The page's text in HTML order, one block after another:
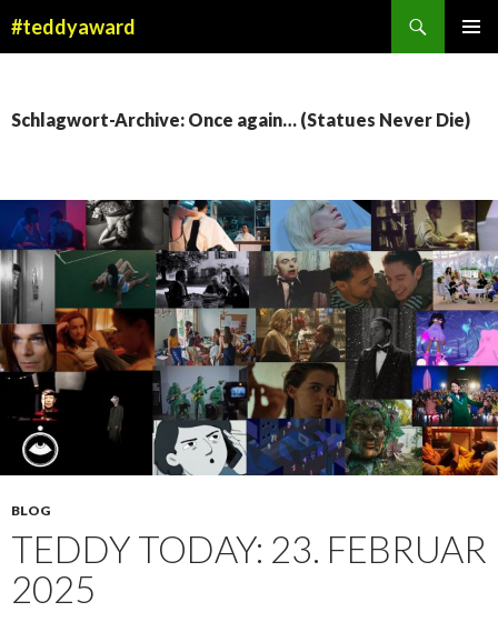
#teddyaward
Schlagwort-Archive: Once again… (Statues Never Die)
BLOG
TEDDY TODAY: 23. FEBRUAR
2025